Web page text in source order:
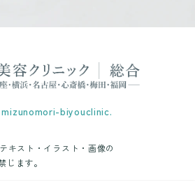
biyouclinic.
キスト・イラスト・画像の
じます。